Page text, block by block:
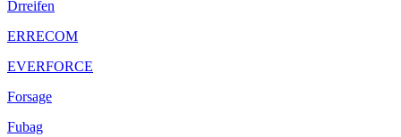
Drreifen
ERRECOM
EVERFORCE
Forsage
Fubag